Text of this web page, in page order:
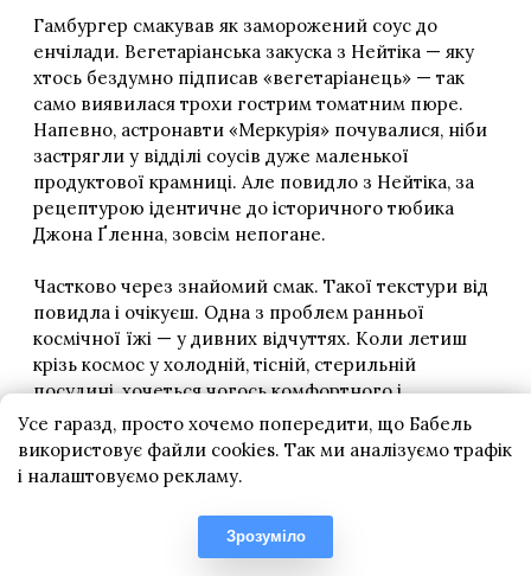
Усе гаразд, просто хочемо попередити, що Бабель
використовує файли cookies. Так ми аналізуємо трафік
і налаштовуємо рекламу.
Зрозуміло